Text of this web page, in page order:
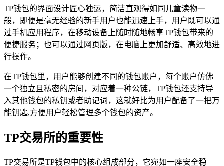
TP钱包的界面设计匠心独运，简洁直观得如同儿童读物一
般，即便是毫无经验的新手用户也能迅速上手，用户既可以通
过手机应用程序，在移动设备上随时随地畅享TP钱包带来的
便捷服务；也可以通过网页版，在电脑上更加舒适、高效地进
行操作。
在TP钱包里，用户能够创建不同的钱包账户，每个账户仿佛
一个独立且私密的房间，对应着一种公链，TP钱包还支持导
入其他钱包的私钥或者助记词，这就好比为用户配备了一把万
能钥匙,方便用户轻松管理多个钱包的资产。
TP交易所的重要性
TP交易所是TP钱包中的核心组成部分，它宛如一座安全稳